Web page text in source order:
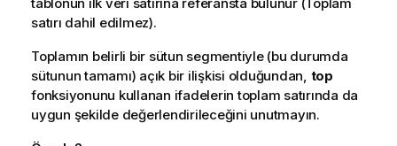
satırı dahil edilmez).
Toplamın belirli bir sütun segmentiyle (bu durumda
sütunun tamamı) açık bir ilişkisi olduğundan, top
fonksiyonunu kullanan ifadelerin toplam satırında da
uygun şekilde değerlendirileceğini unutmayın.